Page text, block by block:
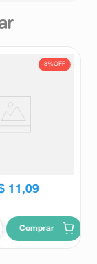
8%OFF
11 ,09
Comprar